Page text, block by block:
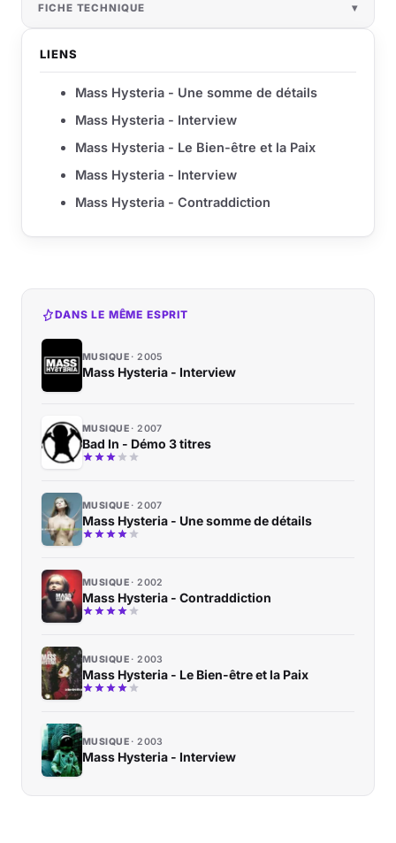
FICHE TECHNIQUE
LIENS
Mass Hysteria - Une somme de détails
Mass Hysteria - Interview
Mass Hysteria - Le Bien-être et la Paix
Mass Hysteria - Interview
Mass Hysteria - Contraddiction
DANS LE MÊME ESPRIT
MUSIQUE 2005
Mass Hysteria - Interview
MUSIQUE 2007
Bad In - Démo 3 titres
MUSIQUE 2007
Mass Hysteria - Une somme de détails
MUSIQUE 2002
Mass Hysteria - Contraddiction
MUSIQUE 2003
Mass Hysteria - Le Bien-être et la Paix
MUSIQUE 2003
Mass Hysteria - Interview